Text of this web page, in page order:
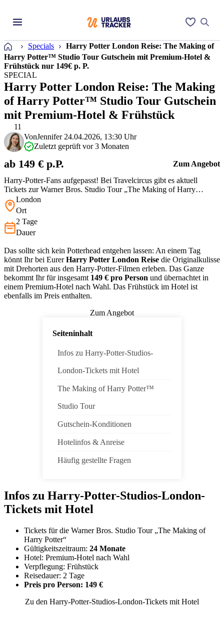
Startseite
Specials
Harry Potter London Reise: The Making of
Harry Potter™ Studio Tour Gutschein mit Premium-Hotel &
Frühstück nur 149€ p. P.
11
SPECIAL
Harry Potter London Reise: The Making
of Harry Potter™ Studio Tour Gutschein
mit Premium-Hotel & Frühstück
Harry-Potter-Fans aufgepasst! Bei Travelcircus gibt es aktuell
Tickets zur Warner Bros. Studio Tour „The Making of Harry
Potter™“!
VonJennifer 24.04.2026, 13:30 Uhr
Zuletzt geprüft vor 3 Monaten
ab 149 € p.P. Zum Angebot
London
Ort
2 Tage
Dauer
Das sollte sich kein Potterhead entgehen lassen: An einem Tag
könnt Ihr bei EurerHarry Potter London Reise die Originalkulisse
mit Drehorten aus den Harry-Potter-Filmen erleben. Das Ganze
bekommt Ihr für insgesamt 149 € pro Person und übernachtet in
einem Premium-Hotel nach Wahl. Das Frühstück im Hotel ist
ebenfalls im Preis enthalten.
Zum Angebot
Seiteninhalt
Infos zu Harry-Potter-Studios-
London-Tickets mit Hotel
The Making of Harry Potter™
Studio Tour
Gutschein-Konditionen
Hotelinfos & Anreise
Häufig gestellte Fragen
Infos zu Harry-Potter-Studios-London-
Tickets mit Hotel
Tickets für die Warner Bros. Studio Tour „The Making of
Harry Potter“
Gültigkeitszeitraum: 24 Monate
Hotel: Premium-Hotel nach Wahl
Verpflegung: Frühstück
Reisedauer: 2 Tage
Preis pro Person: 149 €
Zu den Harry-Potter-Studios-London-Tickets mit Hotel